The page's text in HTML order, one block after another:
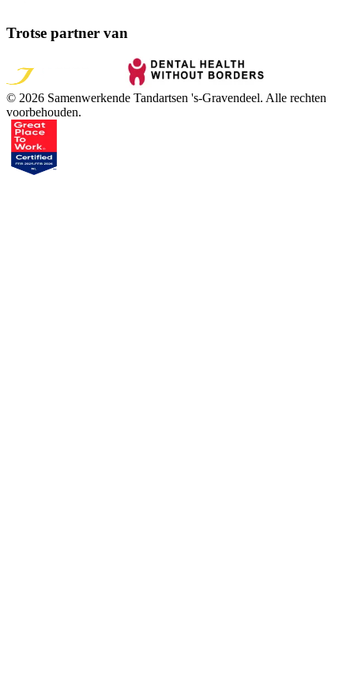
Trotse partner van
© 2026 Samenwerkende Tandartsen 's-Gravendeel. Alle rechten
voorbehouden.